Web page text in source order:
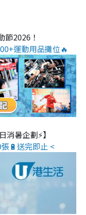
節2026！
運動用品攤位🔥
消暑企劃⚡】
🔋送完即止 <